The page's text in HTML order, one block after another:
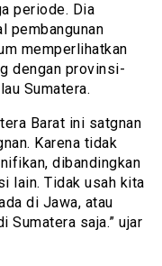
periode. Dia
pembangunan
memperlihatkan
dengan provinsi-
Sumatera.
Barat ini satgnan
Karena tidak
dibandingkan
lain. Tidak usah kita
di Jawa, atau
Sumatera saja.” ujar